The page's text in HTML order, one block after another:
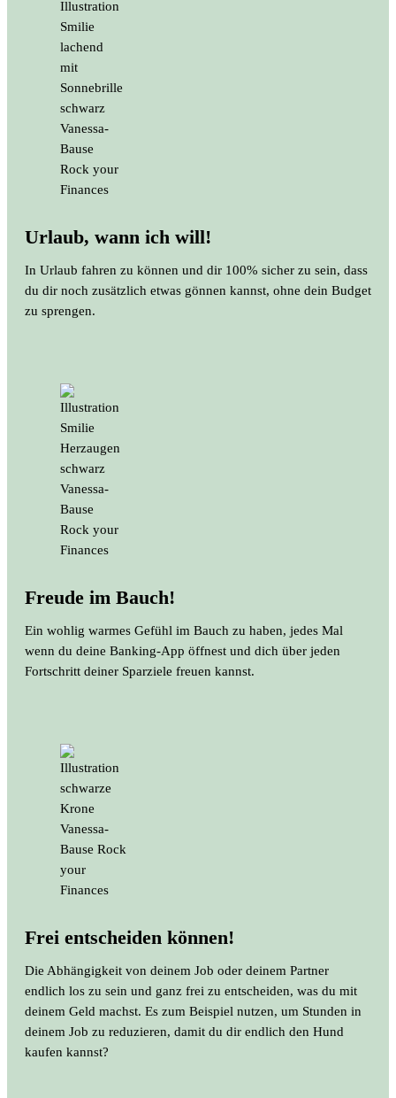
Urlaub, wann ich will!
In Urlaub fahren zu können und dir 100% sicher zu sein, dass
du dir noch zusätzlich etwas gönnen kannst, ohne dein Budget
zu sprengen.
Freude im Bauch!
Ein wohlig warmes Gefühl im Bauch zu haben, jedes Mal
wenn du deine Banking-App öffnest und dich über jeden
Fortschritt deiner Sparziele freuen kannst.
Frei entscheiden können!
Die Abhängigkeit von deinem Job oder deinem Partner
endlich los zu sein und ganz frei zu entscheiden, was du mit
deinem Geld machst. Es zum Beispiel nutzen, um Stunden in
deinem Job zu reduzieren, damit du dir endlich den Hund
kaufen kannst?